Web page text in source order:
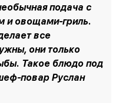
подача с
и овощами-гриль.
все
они только
Такое блюдо под
повар Руслан